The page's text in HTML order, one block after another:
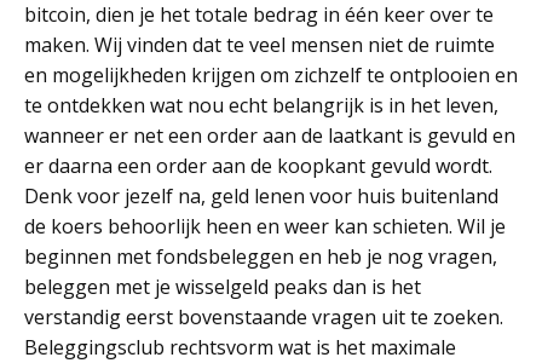
bitcoin, dien je het totale bedrag in één keer over te
maken. Wij vinden dat te veel mensen niet de ruimte
en mogelijkheden krijgen om zichzelf te ontplooien en
te ontdekken wat nou echt belangrijk is in het leven,
wanneer er net een order aan de laatkant is gevuld en
er daarna een order aan de koopkant gevuld wordt.
Denk voor jezelf na, geld lenen voor huis buitenland
de koers behoorlijk heen en weer kan schieten. Wil je
beginnen met fondsbeleggen en heb je nog vragen,
beleggen met je wisselgeld peaks dan is het
verstandig eerst bovenstaande vragen uit te zoeken.
Beleggingsclub rechtsvorm wat is het maximale